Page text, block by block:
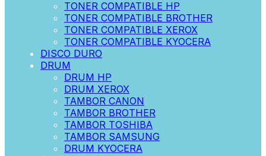
TONER COMPATIBLE HP
TONER COMPATIBLE BROTHER
TONER COMPATIBLE XEROX
TONER COMPATIBLE KYOCERA
DISCO DURO
DRUM
DRUM HP
DRUM XEROX
TAMBOR CANON
TAMBOR BROTHER
TAMBOR TOSHIBA
TAMBOR SAMSUNG
DRUM KYOCERA